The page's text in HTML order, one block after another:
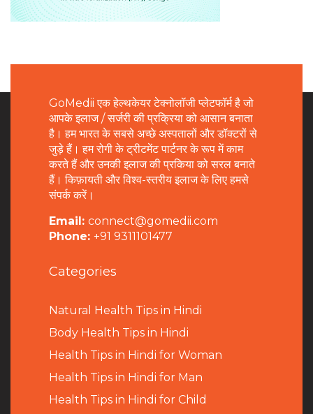
GoMedii एक हेल्थकेयर टेक्नोलॉजी प्लेटफॉर्म है जो
आपके इलाज / सर्जरी की प्रक्रिया को आसान बनाता
है। हम भारत के सबसे अच्छे अस्पतालों और डॉक्टरों से
जुड़े हैं। हम रोगी के ट्रीटमेंट पार्टनर के रूप में काम
करते हैं और उनकी इलाज की प्रकिया को सरल बनाते
हैं। किफ़ायती और विश्व-स्तरीय इलाज के लिए हमसे
संपर्क करें।
Email: connect@gomedii.com
Phone: +91 9311101477
Categories
Natural Health Tips in Hindi
Body Health Tips in Hindi
Health Tips in Hindi for Woman
Health Tips in Hindi for Man
Health Tips in Hindi for Child